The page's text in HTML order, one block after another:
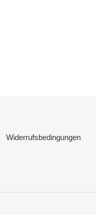
Widerrufsbedingungen